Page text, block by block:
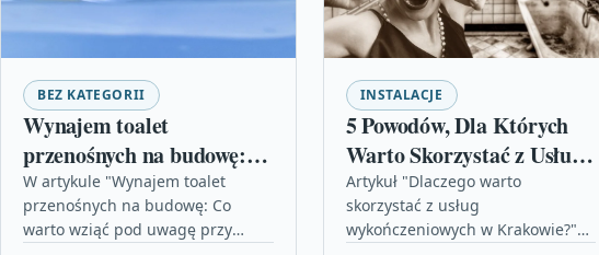
BEZ KATEGORII
Wynajem toalet
przenośnych na budowę:
Jak wybrać odpowiednią
opcję?
W artykule "Wynajem toalet
przenośnych na budowę: Co
warto wziąć pod uwagę przy
INSTALACJE
5 Powodów, Dla Których
Warto Skorzystać z Usług
Wykończeniowych w
Krakowie
Artykuł "Dlaczego warto
skorzystać z usług
wykończeniowych w Krakowie?"